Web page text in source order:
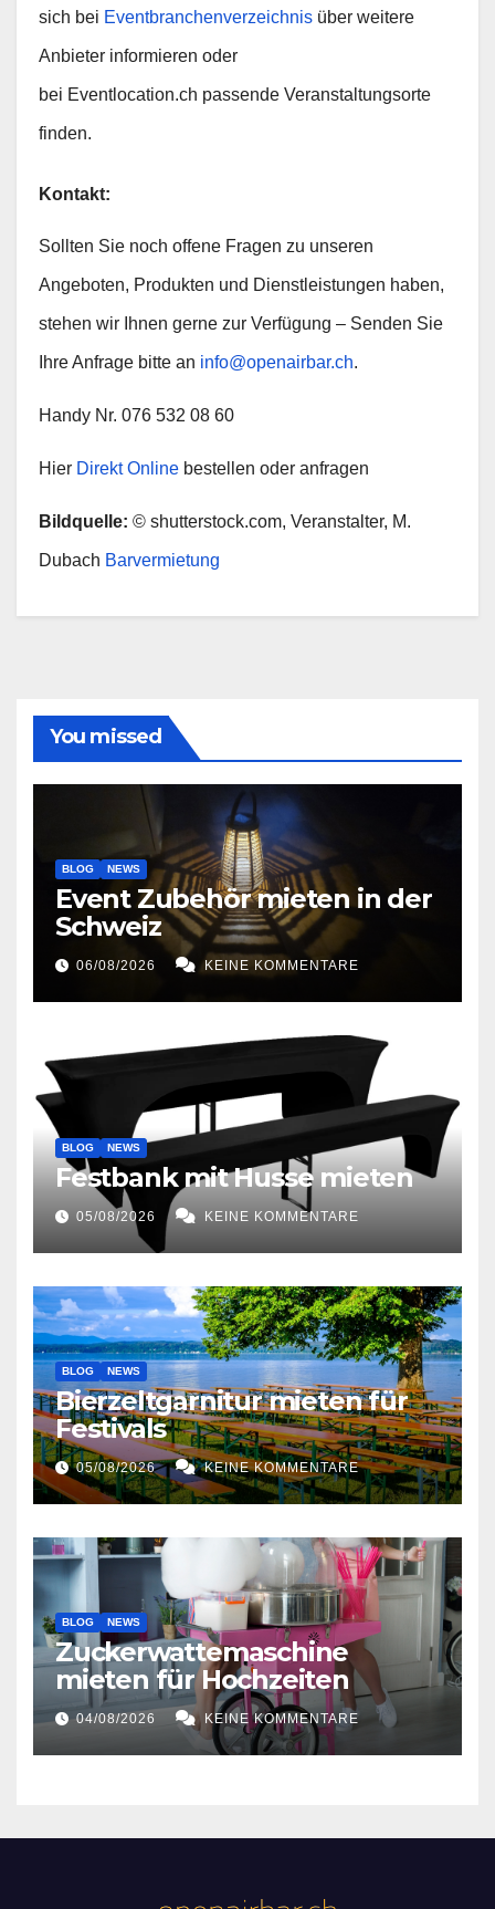
sich bei Eventbranchenverzeichnis über weitere
Anbieter informieren oder
bei Eventlocation.ch passende Veranstaltungsorte
finden.
Kontakt:
Sollten Sie noch offene Fragen zu unseren
Angeboten, Produkten und Dienstleistungen haben,
stehen wir Ihnen gerne zur Verfügung – Senden Sie
Ihre Anfrage bitte an info@openairbar.ch.
Handy Nr. 076 532 08 60
Hier Direkt Online bestellen oder anfragen
Bildquelle: © shutterstock.com, Veranstalter, M.
Dubach Barvermietung
You missed
BLOG NEWS
Event Zubehör mieten in der
Schweiz
06/08/2026 KEINE KOMMENTARE
BLOG NEWS
Festbank mit Husse mieten
05/08/2026 KEINE KOMMENTARE
BLOG NEWS
Bierzeltgarnitur mieten für
Festivals
05/08/2026 KEINE KOMMENTARE
BLOG NEWS
Zuckerwattemaschine
mieten für Hochzeiten
04/08/2026 KEINE KOMMENTARE